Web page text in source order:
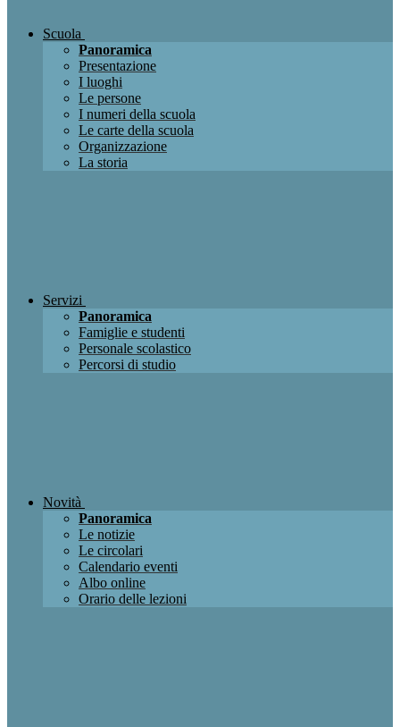
Scuola
Panoramica
Presentazione
I luoghi
Le persone
I numeri della scuola
Le carte della scuola
Organizzazione
La storia
Servizi
Panoramica
Famiglie e studenti
Personale scolastico
Percorsi di studio
Novità
Panoramica
Le notizie
Le circolari
Calendario eventi
Albo online
Orario delle lezioni